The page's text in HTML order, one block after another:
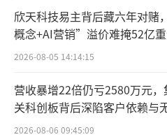
业看到了白酒行业的“
品质方面，郎酒
大单品具有强大的穿透
紧围绕酿造价值链做到
欣天科技易主背后藏六年对赌
概念+AI营销”溢价难掩52亿
验
2026-08-05 14:14:15
营收暴增22倍仍亏2580万元，
关科创板背后深陷客户依赖与
困局
2026-08-06 09:45:09